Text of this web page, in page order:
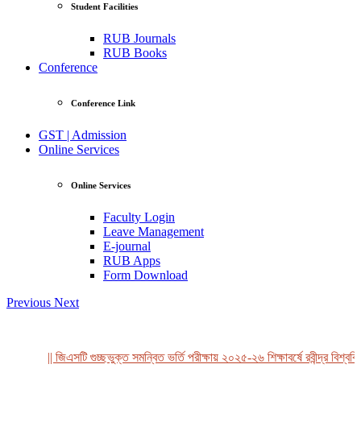
Student Facilities
RUB Journals
RUB Books
Conference
Conference Link
GST | Admission
Online Services
Online Services
Faculty Login
Leave Management
E-journal
RUB Apps
Form Download
Previous Next
|| জিএসটি গুচ্ছভুক্ত সমন্বিত ভর্তি পরীক্ষায় ২০২৫-২৬ শিক্ষাবর্ষে রবীন্দ্র